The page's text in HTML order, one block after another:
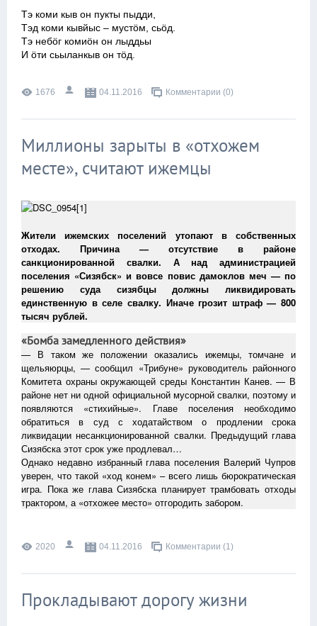
Тэ коми кыв он пукты пыдди,
Тэд коми кывйыс – мустӧм, сьӧд.
Тэ небӧг комиӧн он лыддьы
И ӧти сьыланкыв он тӧд.
1676 04.11.2016 Комментарии (0)
Миллионы зарыты в «отхожем
месте», считают ижемцы
Жители ижемских поселений утопают в собственных
отходах. Причина — отсутствие в районе
санкционированной свалки. А над администрацией
поселения «Сизябск» и вовсе повис дамоклов меч — по
решению суда сизябцы должны ликвидировать
единственную в селе свалку. Иначе грозит штраф — 800
тысяч рублей.
«Бомба замедленного действия»
— В таком же положении оказались ижемцы, томчане и
щельяюрцы, — сообщил «Трибуне» руководитель районного
Комитета охраны окружающей среды Константин Канев. — В
районе нет ни одной официальной мусорной свалки, поэтому и
появляются «стихийные». Главе поселения необходимо
обратиться в суд с ходатайством о продлении срока
ликвидации несанкционированной свалки. Предыдущий глава
Сизябска этот срок уже продлевал…
Однако недавно избранный глава поселения Валерий Чупров
уверен, что такой «ход конем» – всего лишь бюрократическая
игра. Пока же глава Сизябска планирует трамбовать отходы
трактором, а «отхожее место» отгородить забором.
2020 04.11.2016 Комментарии (1)
Прокладывают дорогу жизни